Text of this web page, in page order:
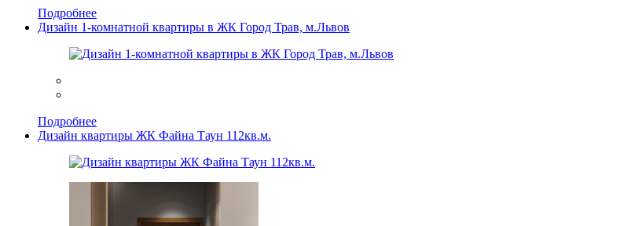
Подробнее
Дизайн 1-комнатной квартиры в ЖК Город Трав, м.Львов
Подробнее
Дизайн квартиры ЖК Файна Таун 112кв.м.